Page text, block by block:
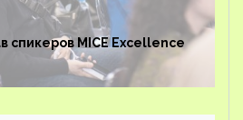
спикеров MICE Excellence